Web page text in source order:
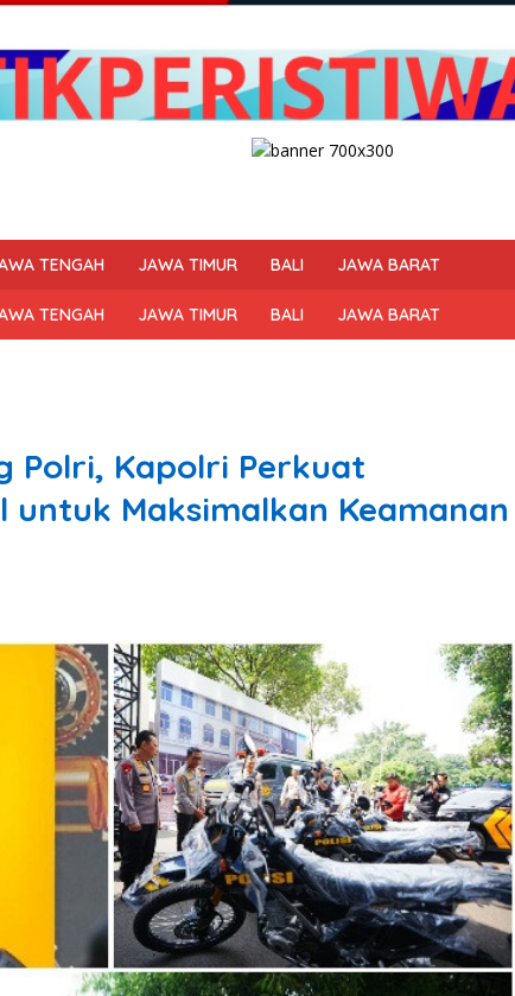
TENGAH JAWA TIMUR BALI JAWA BARAT
TENGAH JAWA TIMUR BALI JAWA BARAT
Polri, Kapolri Perkuat
untuk Maksimalkan Keamanan